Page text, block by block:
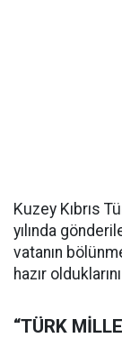
Kuzey Kıbrıs
yılında
vatanın
hazır
“TÜRK